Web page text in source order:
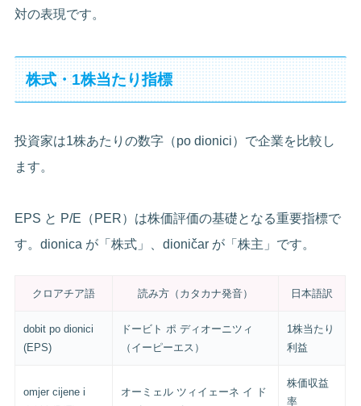
対の表現です。
株式・1株当たり指標
投資家は1株あたりの数字（po dionici）で企業を比較し
ます。
EPS と P/E（PER）は株価評価の基礎となる重要指標で
す。dionica が「株式」、dioničar が「株主」です。
クロアチア語 読み方（カタカナ発音） 日本語訳
dobit po dionici
(EPS)
ドービト ポ ディオーニツィ
（イーピーエス）
1株当たり
利益
omjer cijene i
オーミェル ツィイェーネ イ ド
株価収益
率